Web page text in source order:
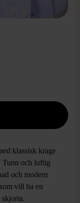
klassisk krage
Tunn och luftig
och modern
vill ha en